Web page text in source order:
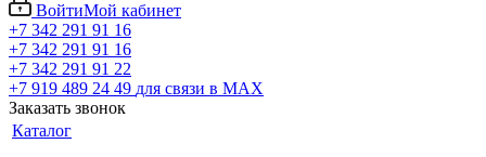
ВойтиМой кабинет
+7 342 291 91 16
+7 342 291 91 16
+7 342 291 91 22
+7 919 489 24 49 для связи в МАХ
Заказать звонок
Каталог